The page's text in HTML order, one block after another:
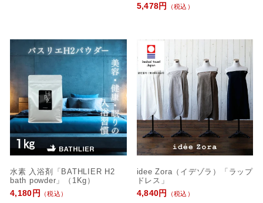
5,478円
（税込）
水素 入浴剤「BATHLIER H2
bath powder」（1Kg）
4,180円
（税込）
idee Zora（イデゾラ）「ラップ
ドレス」
4,840円
（税込）